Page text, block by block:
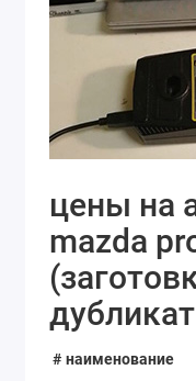
цены на
mazda
# наименование